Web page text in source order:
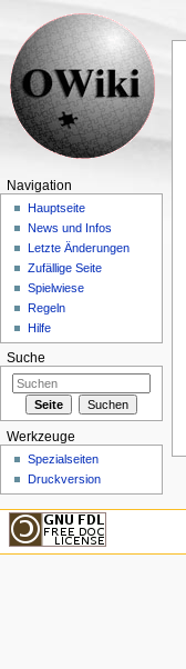
Navigation
Hauptseite
News und Infos
Letzte Änderungen
Zufällige Seite
Spielwiese
Regeln
Hilfe
Suche
Werkzeuge
Spezialseiten
Druckversion